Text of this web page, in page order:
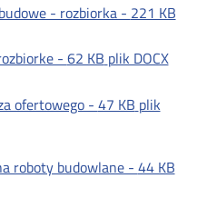
- rozbiorka - 221 KB
- 62 KB plik DOCX
ofertowego - 47 KB plik
roboty budowlane - 44 KB